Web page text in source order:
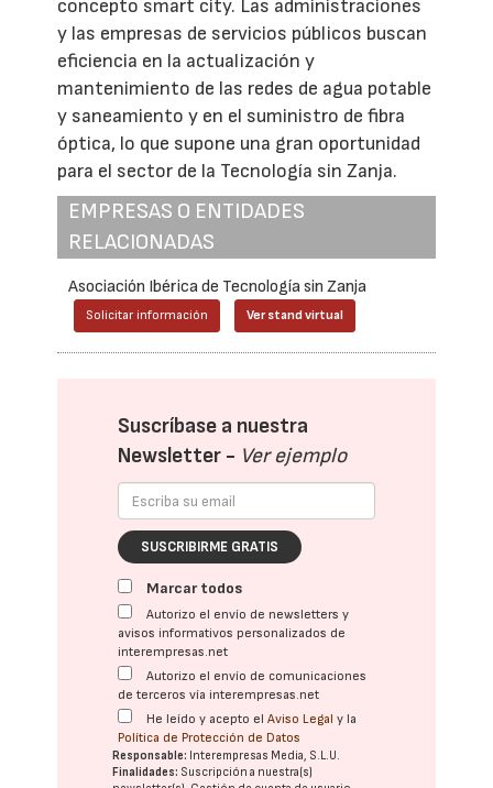
concepto smart city. Las administraciones
y las empresas de servicios públicos buscan
eficiencia en la actualización y
mantenimiento de las redes de agua potable
y saneamiento y en el suministro de fibra
óptica, lo que supone una gran oportunidad
para el sector de la Tecnología sin Zanja.
EMPRESAS O ENTIDADES
RELACIONADAS
Asociación Ibérica de Tecnología sin Zanja
Solicitar información Ver stand virtual
Suscríbase a nuestra
Newsletter - Ver ejemplo
SUSCRIBIRME GRATIS
Marcar todos
Autorizo el envío de newsletters y
avisos informativos personalizados de
interempresas.net
Autorizo el envío de comunicaciones
de terceros vía interempresas.net
He leído y acepto elAviso Legal y la
Política de Protección de Datos
Responsable: Interempresas Media, S.L.U.
Finalidades: Suscripción a nuestra(s)